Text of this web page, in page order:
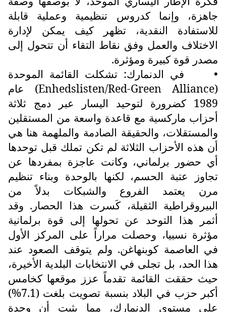
جاهزة، وإنما كدروس تنظيمية وعملية قابلة
للاستفادة النقدية، تظهر كيف يمكن لإدارة
الاختلاف والعمل وفق نقاط التقاء أن تتحول إلى
مصدر قوة كبيرة ومؤثرة.
•
في الدنمارك: تشكلت القائمة الموحدة
(
Enhedslisten/Red-Green Alliance) عام
1989 كضرورة لتوحيد اليسار عبر دمج ثلاثة
أحزاب ماركسية مع قاعدة واسعة من المستقلين
والمستقلات، والحقيقة الصادمة والملهمة هنا هي
أن هذه الأحزاب الثلاثة لم تكن تملك قبل توحدها
أي حضور برلماني، وكانت عاجزة بمفردها عن
تجاوز عتبة الحسم، لكنها بالوحدة وبناء تنظيم
مرن يعتمد الفروع والشبكات بدلاً من
البيروقراطية الثقيلة، كَسرت هذا الحصار. وقد
أثمر هذا التوحد عن تحولها إلى قوة برلمانية
مؤثرة نسبيا، وحصلت مراراً على المركز الأول
في العاصمة كوبنهاغن. ولم يتوقف الصعود عند
هذا الحد، بل تجلى في الانتخابات البلدية الأخيرة،
حيث حققت القائمة تقدماً عزز موقعها كخامس
أكبر حزب في البلاد بنسبة تصويت بلغت (7.1%)
على مستوى الدنمارك، مما يثبت أن وحدة